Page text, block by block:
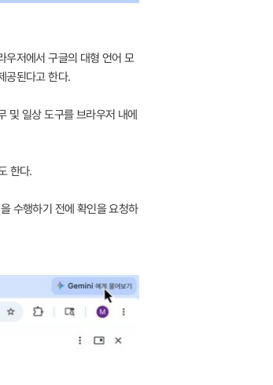
저에서 구글의 대형 언어 모
공된다고 한다.
및 일상 도구를 브라우저 내에
한다.
수행하기 전에 확인을 요청하